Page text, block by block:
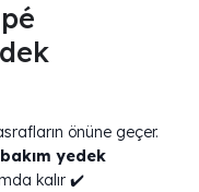
önüne geçer.
yedek
kalır ✔️